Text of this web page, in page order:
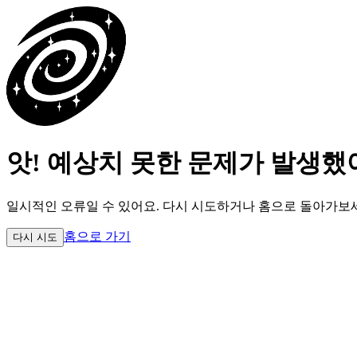
앗! 예상치 못한 문제가 발생했
일시적인 오류일 수 있어요. 다시 시도하거나 홈으로 돌아가보
다시 시도 홈으로 가기